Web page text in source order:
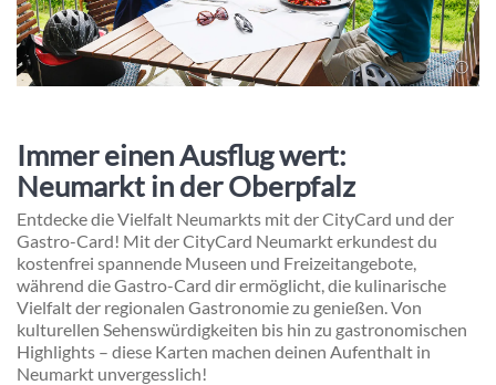
Immer einen Ausflug wert:
Neumarkt in der Oberpfalz
Entdecke die Vielfalt Neumarkts mit der CityCard und der
Gastro-Card! Mit der CityCard Neumarkt erkundest du
kostenfrei spannende Museen und Freizeitangebote,
während die Gastro-Card dir ermöglicht, die kulinarische
Vielfalt der regionalen Gastronomie zu genießen. Von
kulturellen Sehenswürdigkeiten bis hin zu gastronomischen
Highlights – diese Karten machen deinen Aufenthalt in
Neumarkt unvergesslich!